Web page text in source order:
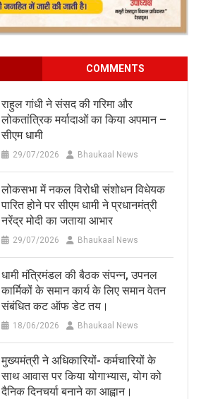
COMMENTS
राहुल गांधी ने संसद की गरिमा और
लोकतांत्रिक मर्यादाओं का किया अपमान –
सीएम धामी
29/07/2026 Bhaukaal News
लोकसभा में नकल विरोधी संशोधन विधेयक
पारित होने पर सीएम धामी ने प्रधानमंत्री
नरेंद्र मोदी का जताया आभार
29/07/2026 Bhaukaal News
धामी मंत्रिमंडल की बैठक संपन्न, उपनल
कार्मिकों के समान कार्य के लिए समान वेतन
संबंधित कट ऑफ डेट तय।
18/06/2026 Bhaukaal News
मुख्यमंत्री ने अधिकारियों- कर्मचारियों के
साथ आवास पर किया योगाभ्यास, योग को
दैनिक दिनचर्या बनाने का आह्वान।